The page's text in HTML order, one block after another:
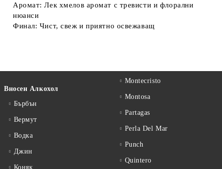
Аромат: Лек хмелов аромат с тревисти и флорални
нюанси
Финал: Чист, свеж и приятно освежаващ
Вносен Алкохол
Бърбън
Вермут
Водка
Джин
Коняк
Montecristo
Montosa
Partagas
Perla Del Mar
Punch
Quintero